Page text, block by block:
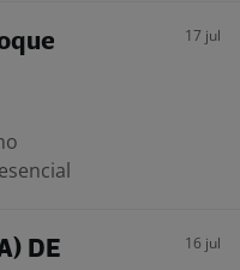
17 jul
DE
16 jul